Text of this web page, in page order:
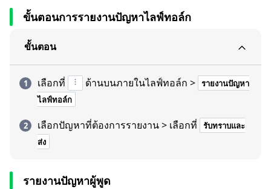
ขั้นตอนการรายงานปัญหาไลฟ์ทอล์ก
ขั้นตอน
เลือกที่ ด้านบนภายในไลฟ์ทอล์ก > รายงานปัญหา
ไลฟ์ทอล์ก
เลือกปัญหาที่ต้องการรายงาน > เลือกที่
รับทราบและ
ส่ง
รายงานปัญหาผู้พูด